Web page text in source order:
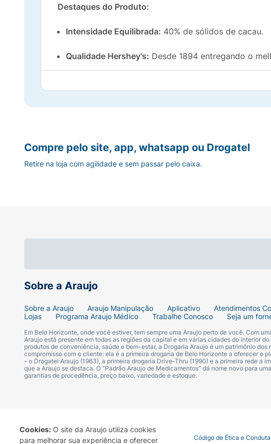
Cookies: O site da Araujo utiliza cookies
para melhorar sua experiência e oferecer
Destaques do Produto:
Intensidade Equilibrada: 40% de sólidos de cacau.
Qualidade Hershey's: Desde 1894 entregando o
Embalagem de 75g, ideal para levar
Versatilidade:Perfeito para consumo direto ou
Este produto passou por uma
Sobre a Araujo
Sobre a Araujo Araujo Manipulação Aplicativo Atendimentos
Lojas
Programa Araujo Médico Trabalhe Conosco Seja um
Em Belo Horizonte, onde você estiver, tem sempre uma Araujo perto de você. Com
Araujo está presente em todas as regiões da capital e em várias cidades do interior
produtos de conveniência, saúde e bem-estar, a Drogaria Araujo é um patrimônio
compromisso com o cliente: ela é a primeira drogaria de Belo Horizonte a oferecer o
– o Drogatel Araujo (1963), a primeira drogaria Drive-Thru (1990) e a primeira rede a
que a Araujo se destaca. O “Padrão Araujo de Medicamentos” dá nome novo para
garantias de procedência, preço baixo, variedade e estoque.
Compre pelo site, app, whatsapp ou Drogatel
Retire na loja com agilidade e sem passar pelo caixa.
Termo de Uso Portal da Privacidade Covid-19 Código de Ética e Conduta